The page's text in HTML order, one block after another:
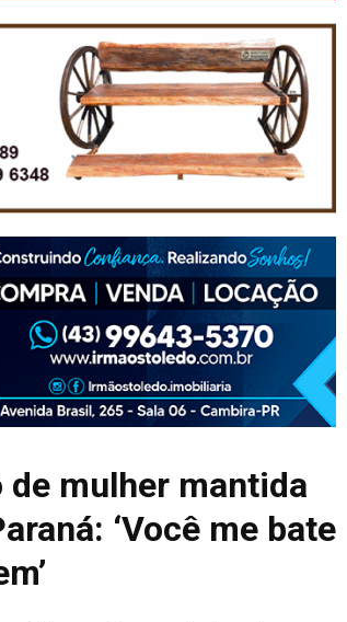
mulher mantida
‘Você me bate